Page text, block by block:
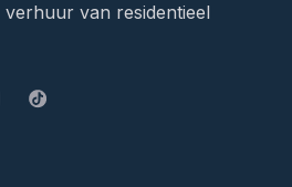
van residentieel